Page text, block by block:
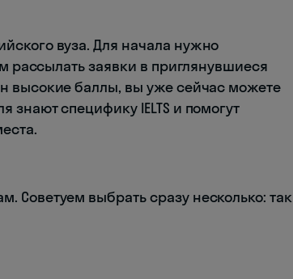
вуза. Для начала нужно
рассылать заявки в приглянувшиеся
высокие баллы, вы уже сейчас можете
знают специфику IELTS и помогут
Советуем выбрать сразу несколько: так